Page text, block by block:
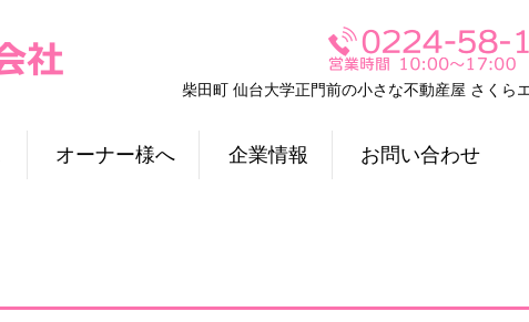
柴田町 仙台大学正門前の小さな不動産屋 さくら
オーナー様へ 企業情報 お問い合わせ